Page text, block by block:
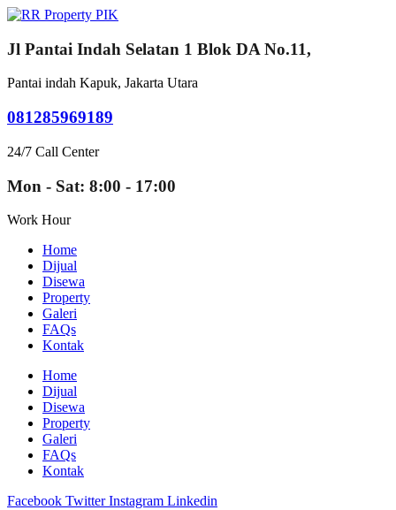
Jl Pantai Indah Selatan 1 Blok DA No.11,
Pantai indah Kapuk, Jakarta Utara
081285969189
24/7 Call Center
Mon - Sat: 8:00 - 17:00
Work Hour
Home
Dijual
Disewa
Property
Galeri
FAQs
Kontak
Home
Dijual
Disewa
Property
Galeri
FAQs
Kontak
Facebook Twitter Instagram Linkedin